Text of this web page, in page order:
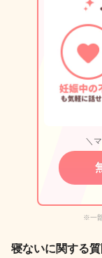
＼
※一
寝ないに関する質